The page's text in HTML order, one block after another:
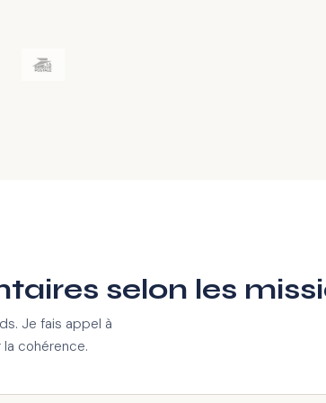
selon les
Je fais appel à
cohérence.